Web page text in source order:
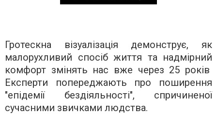
Гротескна візуалізація демонструє, як
малорухливий спосіб життя та надмірний
комфорт змінять нас вже через 25 років
Експерти попереджають про поширення
"епідемії бездіяльності", спричиненої
сучасними звичками людства.